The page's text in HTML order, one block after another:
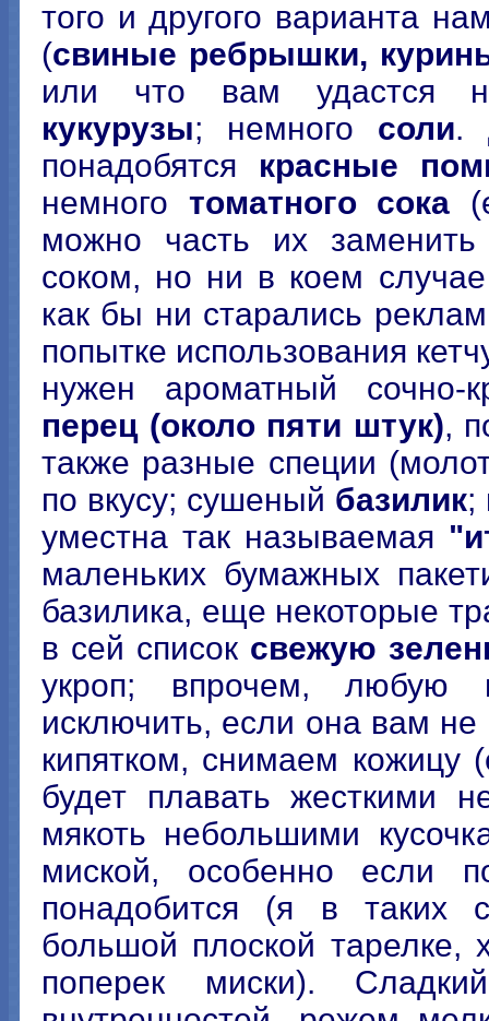
того и другого варианта
(свиные ребрышки,
или что вам удастся
кукурузы; немного соли.
понадобятся красные
немного томатного сока
можно часть их
соком, но ни в коем
как бы ни старались
попытке использования
нужен ароматный
перец (около пяти штук),
также разные специи
по вкусу; сушеный базилик;
уместна так называемая
маленьких бумажных
базилика, еще некоторые
в сей список свежую
укроп; впрочем, любую
исключить, если она вам
кипятком, снимаем кожицу
будет плавать жесткими
мякоть небольшими
миской, особенно если
понадобится (я в таких
большой плоской тарелке,
поперек миски).